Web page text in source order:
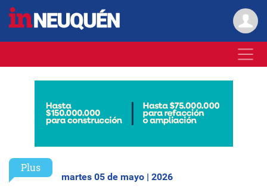
Plus
martes 05 de mayo | 2026